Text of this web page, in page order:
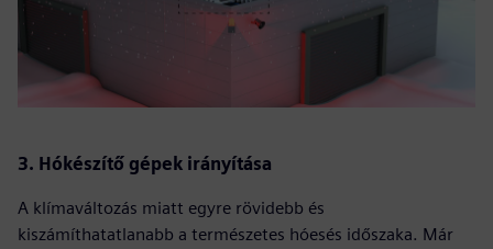
3. Hókészítő gépek irányítása
A klímaváltozás miatt egyre rövidebb és
kiszámíthatatlanabb a természetes hóesés időszaka. Már